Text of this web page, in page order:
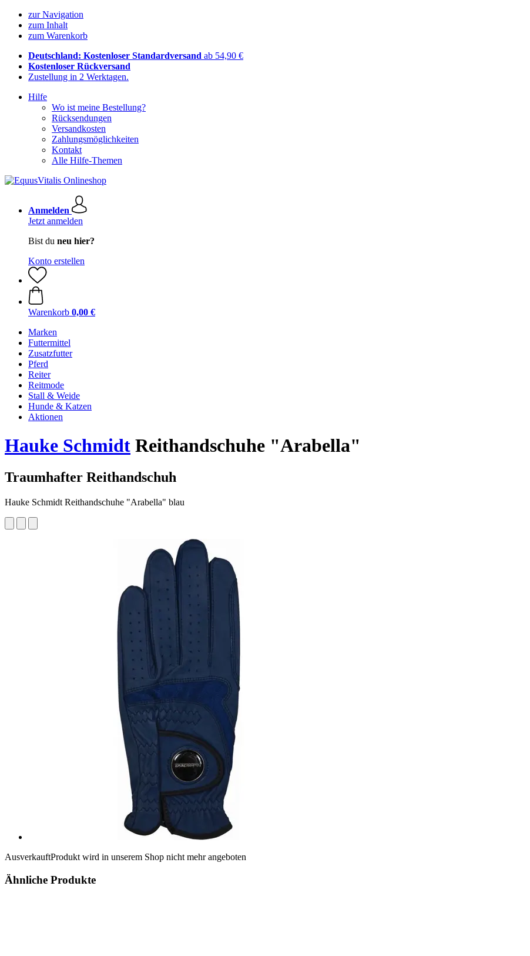
zur Navigation
zum Inhalt
zum Warenkorb
Deutschland: Kostenloser Standardversand ab 54,90 €
Kostenloser Rückversand
Zustellung in 2 Werktagen.
Hilfe
Wo ist meine Bestellung?
Rücksendungen
Versandkosten
Zahlungsmöglichkeiten
Kontakt
Alle Hilfe-Themen
Anmelden
Jetzt anmelden
Bist du neu hier?
Konto erstellen
Warenkorb 0,00 €
Marken
Futtermittel
Zusatzfutter
Pferd
Reiter
Reitmode
Stall & Weide
Hunde & Katzen
Aktionen
Hauke Schmidt Reithandschuhe "Arabella"
Traumhafter Reithandschuh
Hauke Schmidt Reithandschuhe "Arabella" blau
AusverkauftProdukt wird in unserem Shop nicht mehr angeboten
Ähnliche Produkte